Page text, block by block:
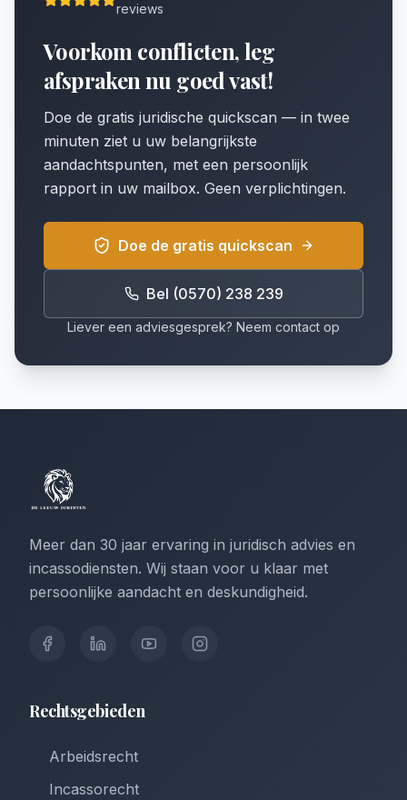
reviews
Voorkom conflicten, leg
afspraken nu goed vast!
Doe de gratis juridische quickscan — in twee
minuten ziet u uw belangrijkste
aandachtspunten, met een persoonlijk
rapport in uw mailbox. Geen verplichtingen.
Doe de gratis quickscan
Bel (0570) 238 239
Liever een adviesgesprek? Neem contact op
Meer dan 30 jaar ervaring in juridisch advies en
incassodiensten. Wij staan voor u klaar met
persoonlijke aandacht en deskundigheid.
Rechtsgebieden
Arbeidsrecht
Incassorecht